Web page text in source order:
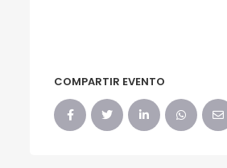
COMPARTIR EVENTO